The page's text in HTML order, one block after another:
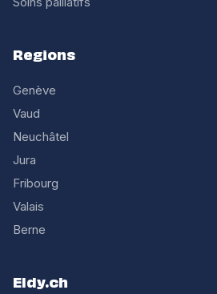
Regions
Genève
Vaud
Neuchâtel
Jura
Fribourg
Valais
Berne
Eldy.ch